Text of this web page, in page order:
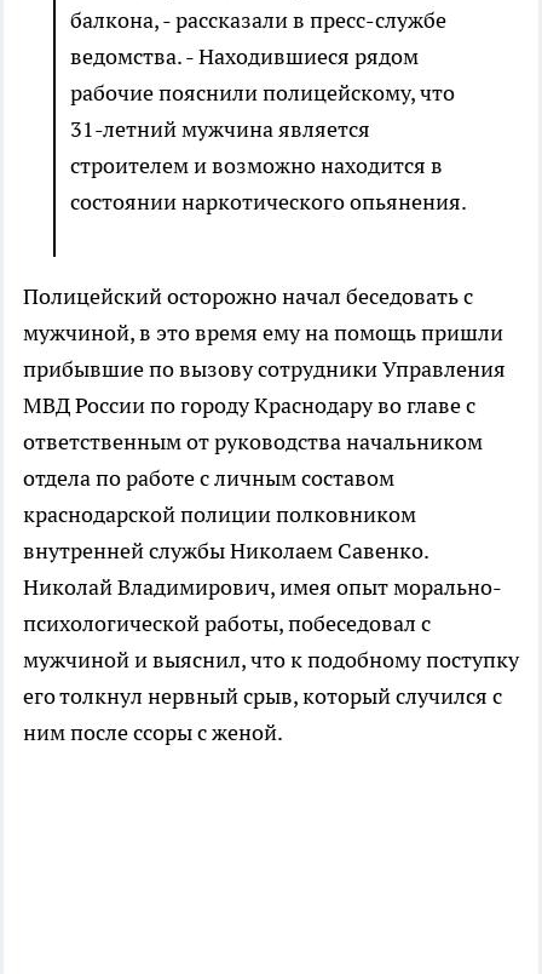
балкона, - рассказали в пресс-службе
ведомства. - Находившиеся рядом
рабочие пояснили полицейскому, что
31-летний мужчина является
строителем и возможно находится в
состоянии наркотического опьянения.
Полицейский осторожно начал беседовать с
мужчиной, в это время ему на помощь пришли
прибывшие по вызову сотрудники Управления
МВД России по городу Краснодару во главе с
ответственным от руководства начальником
отдела по работе с личным составом
краснодарской полиции полковником
внутренней службы Николаем Савенко.
Николай Владимирович, имея опыт морально-
психологической работы, побеседовал с
мужчиной и выяснил, что к подобному поступку
его толкнул нервный срыв, который случился с
ним после ссоры с женой.